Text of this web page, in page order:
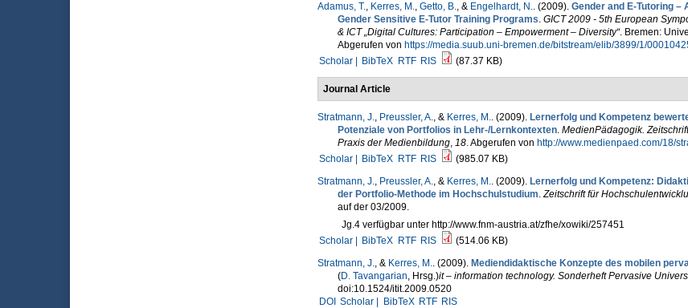
Adamus, T., Kerres, M., Getto, B., & Engelhardt, N.. (2009). Gender and E-Tutoring –
Gender Sensitive E-Tutor Training Programs. GICT 2009 - 5th European
& ICT „Digital Cultures: Participation – Empowerment – Diversity“. Bremen:
Abgerufen von https://media.suub.uni-bremen.de/bitstream/elib/3899/1/
Scholar |
BibTeX RTF RIS (87.37 KB)
Journal Article
Stratmann, J., Preussler, A., & Kerres, M.. (2009). Lernerfolg und Kompetenz
Potenziale von Portfolios in Lehr-/Lernkontexten. MedienPädagogik.
Praxis der Medienbildung, 18. Abgerufen von http://www.medienpaed.com/18/
Scholar |
BibTeX RTF RIS
(985.07 KB)
Stratmann, J., Preussler, A., & Kerres, M.. (2009). Lernerfolg und Kompetenz:
der Portfolio-Methode im Hochschulstudium.Zeitschrift für
auf der 03/2009.
Jg.4 verfügbar unter http://www.fnm-austria.at/zfhe/xowiki/257451
Scholar |
BibTeX RTF RIS
(514.06 KB)
Stratmann, J., & Kerres, M.. (2009). Mediendidaktische Konzepte des mobilen
(D. Tavangarian, Hrsg.)it – information technology. Sonderheft Pervasive
doi:10.1524/itit.2009.0520
DOI Scholar | BibTeX RTF RIS